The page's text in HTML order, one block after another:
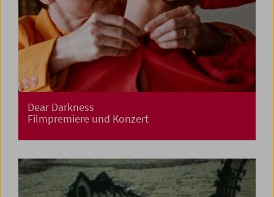
Dear Darkness
Filmpremiere und Konzert